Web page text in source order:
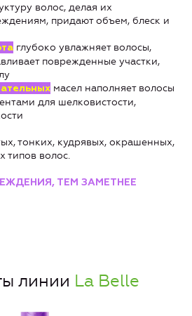
волос, делая их
придают объем, блеск и
глубоко увлажняет волосы,
поврежденные участки,
масел наполняет волосы
для шелковистости,
тонких, кудрявых, окрашенных,
типов волос.
ТЕМ ЗАМЕТНЕЕ
линии La Belle